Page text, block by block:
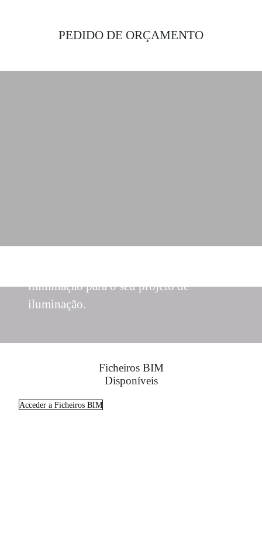
PEDIDO DE ORÇAMENTO
iluminação para o seu projeto de
iluminação.
Ficheiros BIM
Disponíveis
Acceder a Ficheiros BIM